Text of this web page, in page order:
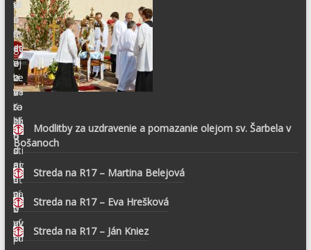
Modlitby za uzdravenie a pomazanie olejom sv. Šarbela v
Bošanoch
Streda na R17 – Martina Belejová
Streda na R17 – Eva Hrešková
Streda na R17 – Ján Kniez